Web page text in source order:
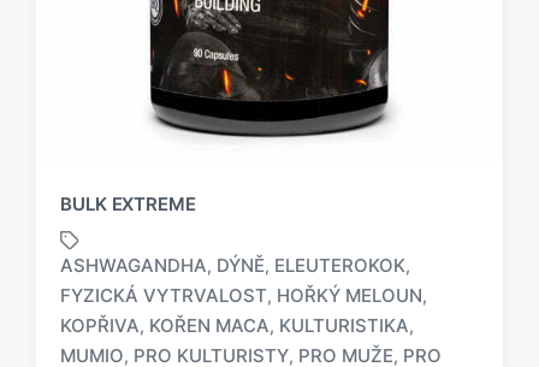
BULK EXTREME
ASHWAGANDHA, DÝNĚ, ELEUTEROKOK,
FYZICKÁ VYTRVALOST, HOŘKÝ MELOUN,
KOPŘIVA, KOŘEN MACA, KULTURISTIKA,
MUMIO, PRO KULTURISTY, PRO MUŽE, PRO